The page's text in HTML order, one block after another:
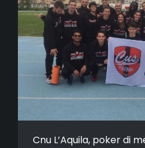
Cnu L’Aquila, poker di